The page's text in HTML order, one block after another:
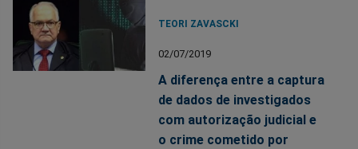
TEORI ZAVASCKI
02/07/2019
A diferença entre a captura
de dados de investigados
com autorização judicial e
o crime cometido por